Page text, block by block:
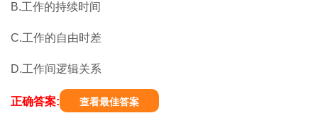
B.工作的持续时间
C.工作的自由时差
D.工作间逻辑关系
正确答案: 查看最佳答案